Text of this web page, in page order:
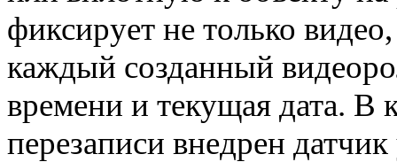
фиксирует не только
каждый созданный
времени и текущая дата. В
перезаписи внедрен